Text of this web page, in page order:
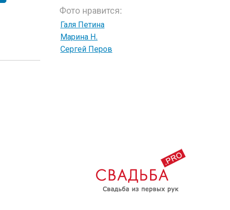
Фото нравится:
Галя Петина
Марина Н.
Сергей Перов